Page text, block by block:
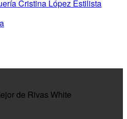
Cristina López Estilista